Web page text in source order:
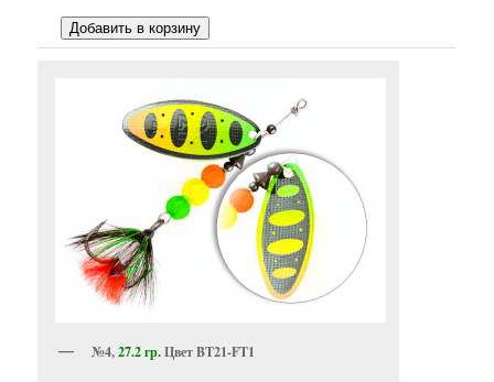
Добавить в корзину
№4,27.2 гр.Цвет BT21-FT1